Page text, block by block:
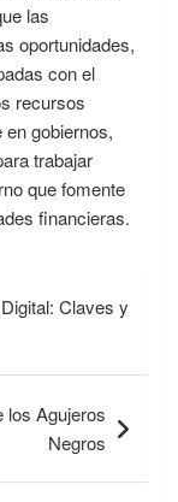
las
oportunidades,
con el
recursos
gobiernos,
trabajar
que fomente
financieras.
Claves y
los Agujeros
Negros